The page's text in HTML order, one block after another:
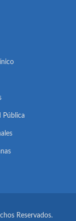
Pública
Reservados.